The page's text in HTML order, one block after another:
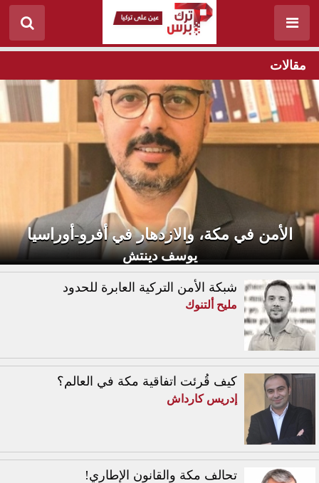
مقالات
الأمن في مكة، والازدهار في أفرو-أوراسيا
يوسف دينتش
شبكة الأمن التركية العابرة للحدود
مليح ألتنوك
كيف قُرئت اتفاقية مكة في العالم؟
إدريس كارداش
تحالف مكة والقانون الإطاري!